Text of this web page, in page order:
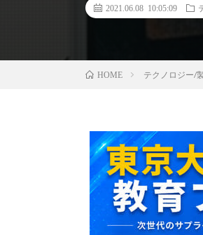
2021.06.08 10:05:09
HOME テクノロジー/